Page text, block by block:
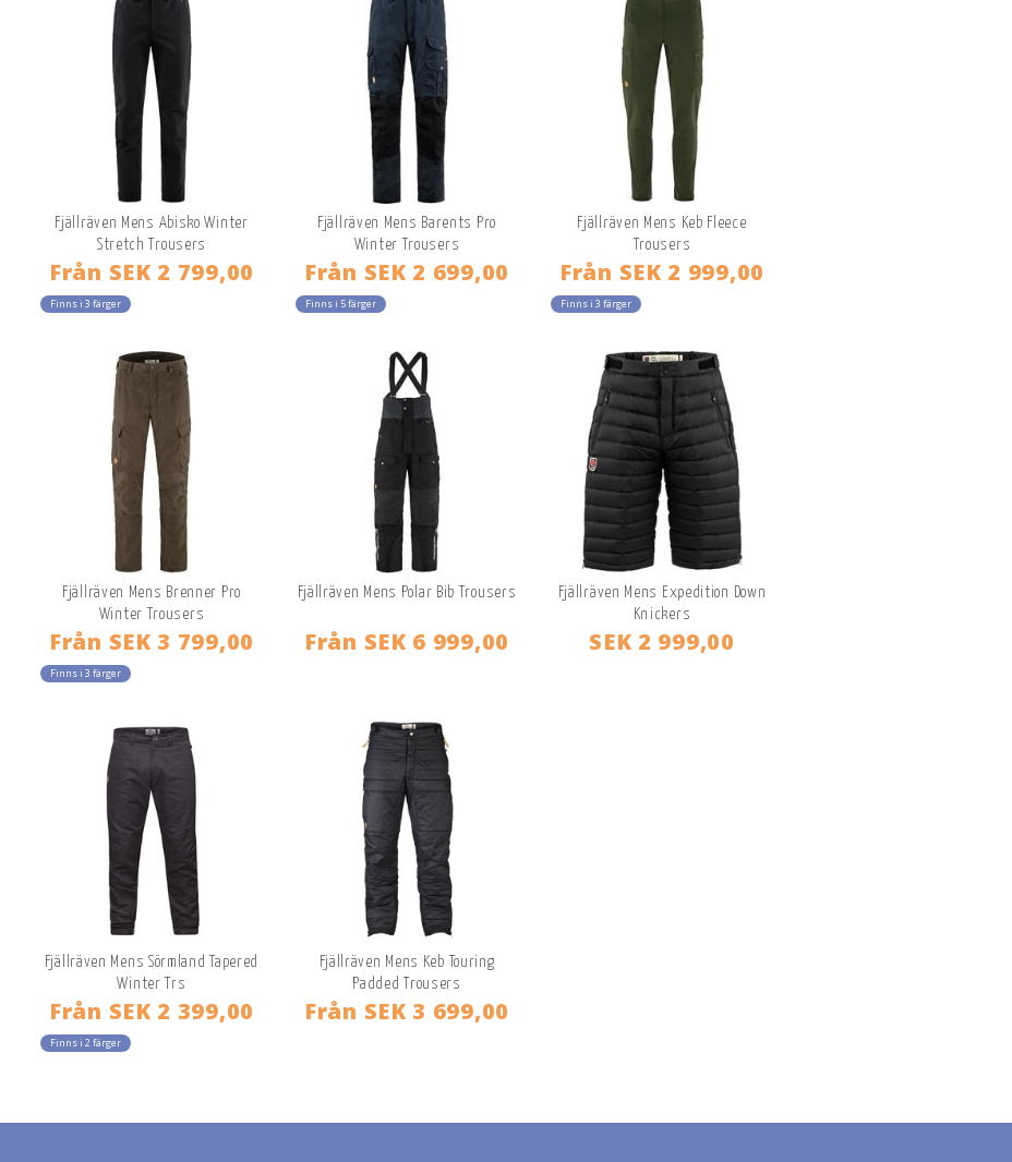
Fjällräven Mens Abisko Winter
Stretch Trousers
Från SEK 2 799,00
Finns i 3 färger
Fjällräven Mens Barents Pro
Winter Trousers
Från SEK 2 699,00
Finns i 5 färger
Fjällräven Mens Keb Fleece
Trousers
Från SEK 2 999,00
Finns i 3 färger
Fjällräven Mens Brenner Pro
Winter Trousers
Från SEK 3 799,00
Finns i 3 färger
Fjällräven Mens Polar Bib Trousers
Från SEK 6 999,00
Fjällräven Mens Expedition Down
Knickers
SEK 2 999,00
Fjällräven Mens Sörmland Tapered
Winter Trs
Från SEK 2 399,00
Finns i 2 färger
Fjällräven Mens Keb Touring
Padded Trousers
Från SEK 3 699,00